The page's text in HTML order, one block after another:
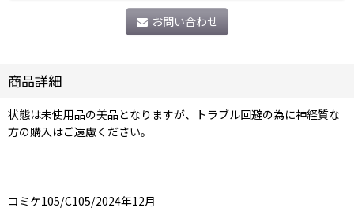
お問い合わせ
商品詳細
状態は未使用品の美品となりますが、トラブル回避の為に神経質な
方の購入はご遠慮ください。
コミケ105/C105/2024年12月